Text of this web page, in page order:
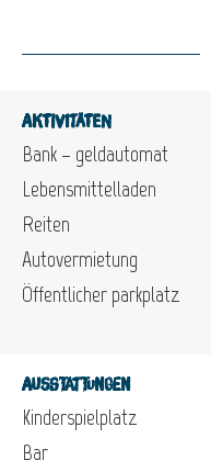
Aktivitäten
Bank – geldautomat
Lebensmittelladen
Reiten
Autovermietung
Öffentlicher parkplatz
Ausstattungen
Kinderspielplatz
Bar